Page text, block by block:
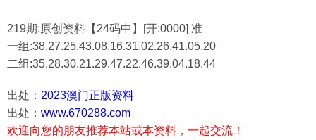
219期:原创资料【24码中】[开:0000] 准
一组:38.27.25.43.08.16.31.02.26.41.05.20
二组:35.28.30.21.29.47.22.46.39.04.18.44
出处： 2023澳门正版资料
出处： www.670288.com
欢迎向您的朋友推荐本站或本资料，一起交流！